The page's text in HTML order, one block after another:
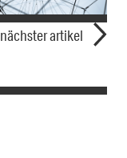
nächster artikel